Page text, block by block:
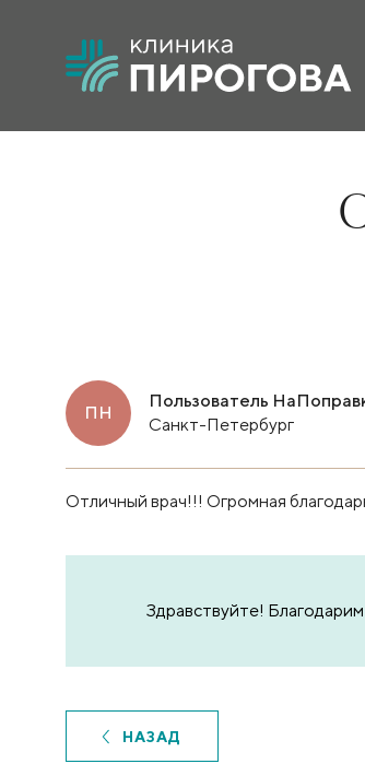
ПН
Пользователь
Санкт-Петербург
Отличный врач!!! Огромная
Здравствуйте!
НАЗАД